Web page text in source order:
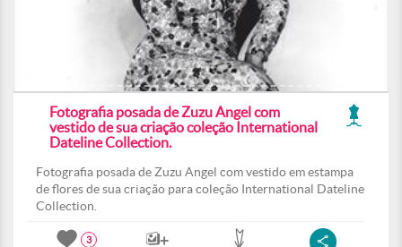
Fotografia posada de Zuzu Angel com
vestido de sua criação coleção International
Dateline Collection.
Fotografia posada de Zuzu Angel com vestido em estampa
de flores de sua criação para coleção International Dateline
Collection.
3